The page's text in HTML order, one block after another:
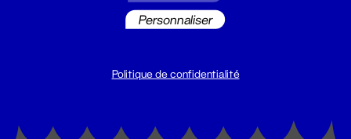
billetterie@leGrandT.fr Personnaliser
Politique de confidentialité